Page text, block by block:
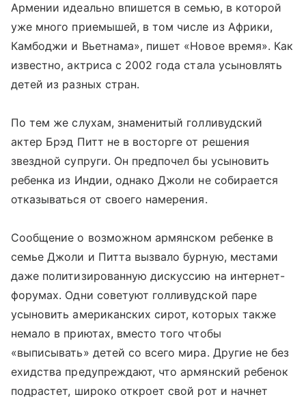
Армении идеально впишется в семью, в которой
уже много приемышей, в том числе из Африки,
Камбоджи и Вьетнама», пишет «Новое время». Как
известно, актриса с 2002 года стала усыновлять
детей из разных стран.
По тем же слухам, знаменитый голливудский
актер Брэд Питт не в восторге от решения
звездной супруги. Он предпочел бы усыновить
ребенка из Индии, однако Джоли не собирается
отказываться от своего намерения.
Сообщение о возможном армянском ребенке в
семье Джоли и Питта вызвало бурную, местами
даже политизированную дискуссию на интернет-
форумах. Одни советуют голливудской паре
усыновить американских сирот, которых также
немало в приютах, вместо того чтобы
«выписывать» детей со всего мира. Другие не без
ехидства предупреждают, что армянский ребенок
подрастет, широко откроет свой рот и начнет